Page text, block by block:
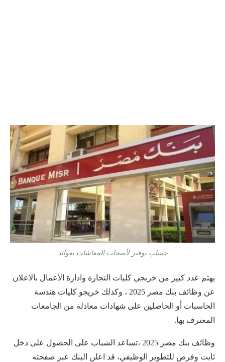
حساب توفير لأصحاب المعاشات بعوائد
يهتم عدد كبير من خريجي كليات التجارة وادارة الأعمال بالاعلان
عن وظائف بنك مصر 2025 ، وكذلك خريجو كليات هندسة
الحاسبات أو الحاصلين على شهادات معادلة من الجامعات
المعترف بها.
وظائف بنك مصر 2025 ،تساعد الشباب على الحصول على دخل
ثابت وفرص للتطوير الوظيفي، قد اعلن البنك عبر صفحته